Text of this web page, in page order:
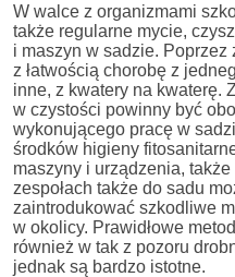
W walce z organizmami
także regularne mycie,
i maszyn w sadzie.
z łatwością chorobę z
inne, z kwatery na kwaterę.
w czystości powinny być
wykonującego pracę w
środków higieny
maszyny i urządzenia,
zespołach także do sadu
zaintrodukować szkodliwe
w okolicy. Prawidłowe
również w tak z pozoru
jednak są bardzo istotne.